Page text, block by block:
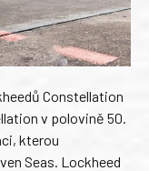
Constellation
v polovině 50.
kterou
Seas. Lockheed